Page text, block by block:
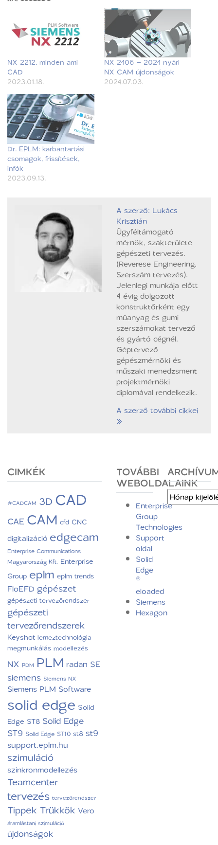
NX 2212, minden ami
CAD
2023.01.18.
NX 2406 – 2024 nyári
NX CAM újdonságok
2024.07.03.
Dr. EPLM: karbantartási
csomagok, frissítések,
infók
2023.09.13.
A szerző: Lukács
Krisztián
Ügyféltámogató
mérnök, szakterülete
gépészeti tervezés.
(Reverese Engineering,
Szerszám tervezés).
Jelenlegi munkája előtt
4 évig dolgozott
konstruktőrként egy
műanyag és gumi
szerszámokat tervező
és gyártó cégnél.
Géptervező
gépészmérnöki és
műszaki menedzsment
projektmérnöki
diplomával rendelkezik.
A szerző további cikkei
»
CIMKÉK
#CADCAM 3DCAD
CAE CAM cfd CNC
digitalizáció edgecam
Enterprise Communications
Magyarország Kft. Enterprise
Group eplm eplm trends
FloEFD gépészet
gépészeti tervezőrendszer
gépészeti
tervezőrendszerek
Keyshot lemeztechnológia
megmunkálás modellezés
NX PDM PLM radan SE
siemens Siemens NX
Siemens PLM Software
solid edge Solid
Edge ST8 Solid Edge
ST9 Solid Edge ST10 st8 st9
support.eplm.hu
szimuláció
szinkronmodellezés
Teamcenter
tervezés tervezőrendszer
Tippek Trükkök Vero
áramlástani szimuláció
újdonságok
TOVÁBBI
WEBOLDALAINK
Enterprise
Group
Technologies
Support
oldal
Solid
Edge
®
eloaded
Siemens
Hexagon
Archívum